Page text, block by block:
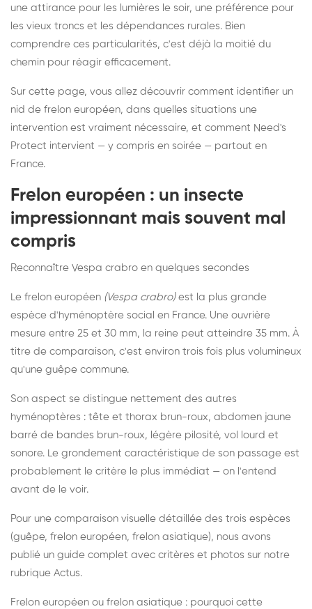
une attirance pour les lumières le soir, une préférence pour
les vieux troncs et les dépendances rurales. Bien
comprendre ces particularités, c'est déjà la moitié du
chemin pour réagir efficacement.
Sur cette page, vous allez découvrir comment identifier un
nid de frelon européen, dans quelles situations une
intervention est vraiment nécessaire, et comment Need's
Protect intervient — y compris en soirée — partout en
France.
Frelon européen : un insecte
impressionnant mais souvent mal
compris
Reconnaître Vespa crabro en quelques secondes
Le frelon européen (Vespa crabro)est la plus grande
espèce d'hyménoptère social en France. Une ouvrière
mesure entre 25 et 30 mm, la reine peut atteindre 35 mm. À
titre de comparaison, c'est environ trois fois plus volumineux
qu'une guêpe commune.
Son aspect se distingue nettement des autres
hyménoptères : tête et thorax brun-roux, abdomen jaune
barré de bandes brun-roux, légère pilosité, vol lourd et
sonore. Le grondement caractéristique de son passage est
probablement le critère le plus immédiat — on l'entend
avant de le voir.
Pour une comparaison visuelle détaillée des trois espèces
(guêpe, frelon européen, frelon asiatique), nous avons
publié un guide complet avec critères et photos sur notre
rubrique Actus.
Frelon européen ou frelon asiatique : pourquoi cette